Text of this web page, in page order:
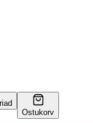
Ostukorv